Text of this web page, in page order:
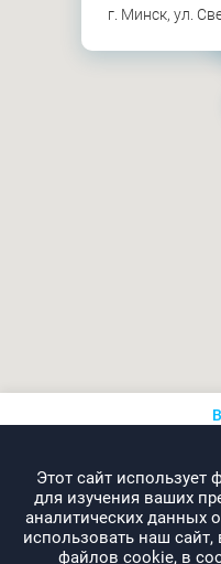
г. Минск, ул.
Этот сайт
для изучения ваших
аналитических данных
использовать наш сайт,
файлов cookie, в